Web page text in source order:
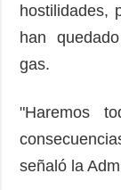
hostilidades,
han
gas.
"Haremos
señaló la